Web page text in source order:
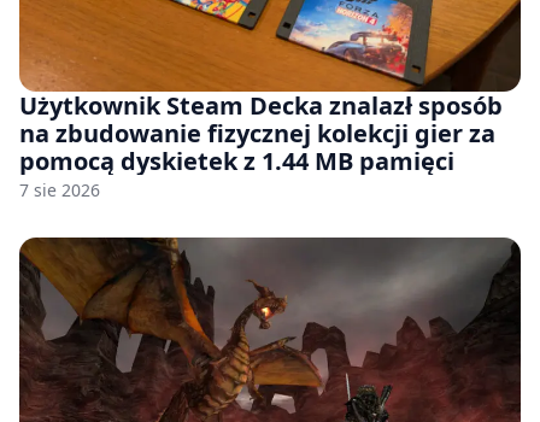
Użytkownik Steam Decka znalazł sposób
na zbudowanie fizycznej kolekcji gier za
pomocą dyskietek z 1.44 MB pamięci
7 sie 2026